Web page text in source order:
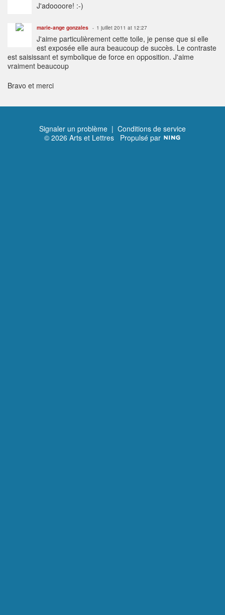
J'adoooore! :-)
marie-ange gonzales 1 juillet 2011 at 12:27
J'aime particulièrement cette toile, je pense que si elle
est exposée elle aura beaucoup de succès. Le contraste
est saisissant et symbolique de force en opposition. J'aime
vraiment beaucoup
Bravo et merci
Signaler un problème | Conditions de service
© 2026 Arts et Lettres Propulsé par